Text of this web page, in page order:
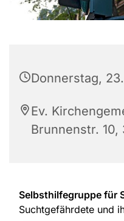
Donnerstag,
Ev.
Brunnenstr. 10,
Selbsthilfegruppe für
Suchtgefährdete und